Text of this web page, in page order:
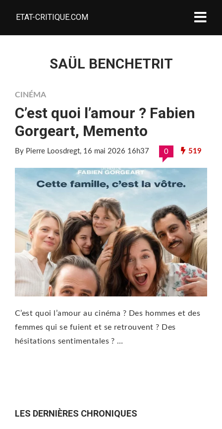
ETAT-CRITIQUE.COM
SAÜL BENCHETRIT
CINÉMA
C’est quoi l’amour ? Fabien
Gorgeart, Memento
By Pierre Loosdregt, 16 mai 2026 16h37 0 519
C’est quoi l’amour au cinéma ? Des hommes et des
femmes qui se fuient et se retrouvent ? Des
hésitations sentimentales ? …
LES DERNIÈRES CHRONIQUES